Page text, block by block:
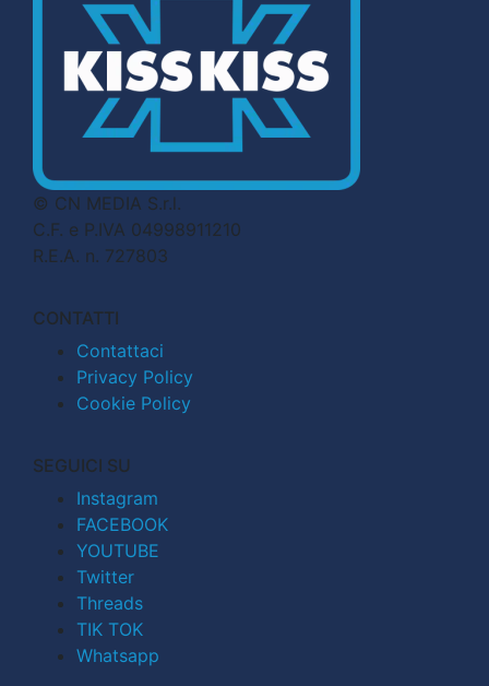
© CN MEDIA S.r.l.
C.F. e P.IVA 04998911210
R.E.A. n. 727803
CONTATTI
Contattaci
Privacy Policy
Cookie Policy
SEGUICI SU
Instagram
FACEBOOK
YOUTUBE
Twitter
Threads
TIK TOK
Whatsapp